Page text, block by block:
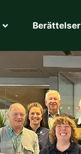
Berättelser